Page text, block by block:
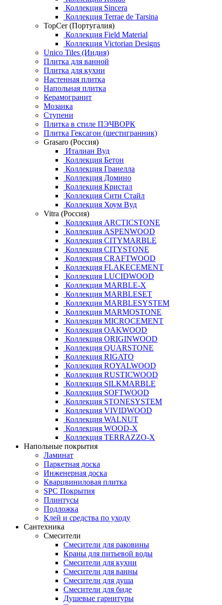
Коллекция Sincera
Коллекция Terrae de Tarsina
TopCer (Португалия)
Коллекция Field Material
Коллекция Victorian Designs
Unico Tiles (Индия)
Плитка для ванной
Плитка для кухни
Настенная плитка
Напольная плитка
Керамогранит
Мозаика
Ступени
Плитка в стиле ПЭЧВОРК
Плитка Гексагон (шестигранник)
Grasaro (Россия)
Италиан Вуд
Коллекция Бетон
Коллекция Гранелла
Коллекция Домино
Коллекция Кристал
Коллекция Сити Стайл
Коллекция Хоум Вуд
Vitra (Россия)
Коллекция ARCTICSTONE
Коллекция ASPENWOOD
Коллекция CITYMARBLE
Коллекция CITYSTONE
Коллекция CRAFTWOOD
Коллекция FLAKECEMENT
Коллекция LUCIDWOOD
Коллекция MARBLE-X
Коллекция MARBLESET
Коллекция MARBLESYSTEM
Коллекция MARMOSTONE
Коллекция MICROCEMENT
Коллекция OAKWOOD
Коллекция ORIGINWOOD
Коллекция QUARSTONE
Коллекция RIGATO
Коллекция ROYALWOOD
Коллекция RUSTICWOOD
Коллекция SILKMARBLE
Коллекция SOFTWOOD
Коллекция STONESYSTEM
Коллекция VIVIDWOOD
Коллекция WALNUT
Коллекция WOOD-X
Коллекция ТЕRRАZZO-X
Напольные покрытия
Ламинат
Паркетная доска
Инженерная доска
Кварцвиниловая плитка
SPC Покрытия
Плинтусы
Подложка
Клей и средства по уходу
Сантехника
Смесители
Смесители для раковины
Краны для питьевой воды
Смесители для кухни
Смесители для ванны
Смесители для душа
Смесители для биде
Душевые гарнитуры